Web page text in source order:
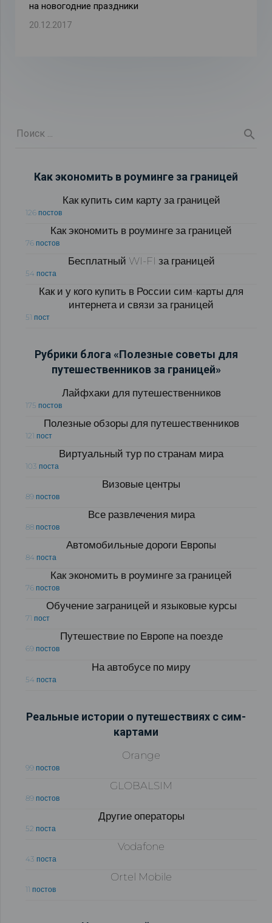
на новогодние праздники
20.12.2017
Как экономить в роуминге за границей
Как купить сим карту за границей
126 постов
Как экономить в роуминге за границей
76 постов
Бесплатный WI-FI за границей
54 поста
Как и у кого купить в России сим-карты для
интернета и связи за границей
51 пост
Рубрики блога «Полезные советы для
путешественников за границей»
Лайфхаки для путешественников
175 постов
Полезные обзоры для путешественников
121 пост
Виртуальный тур по странам мира
103 поста
Визовые центры
89 постов
Все развлечения мира
88 постов
Автомобильные дороги Европы
84 поста
Как экономить в роуминге за границей
76 постов
Обучение заграницей и языковые курсы
71 пост
Путешествие по Европе на поезде
69 постов
На автобусе по миру
54 поста
Реальные истории о путешествиях с сим-
картами
Orange
99 постов
GLOBALSIM
89 постов
Другие операторы
52 поста
Vodafone
43 поста
Ortel Mobile
11 постов